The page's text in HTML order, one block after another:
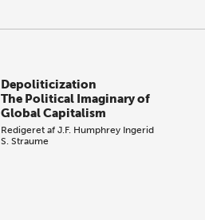
Depoliticization
The Political Imaginary of
Global Capitalism
Redigeret afJ.F. Humphrey Ingerid
S. Straume